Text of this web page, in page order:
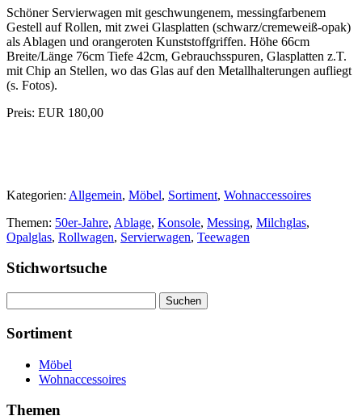
Schöner Servierwagen mit geschwungenem, messingfarbenem
Gestell auf Rollen, mit zwei Glasplatten (schwarz/cremeweiß-opak)
als Ablagen und orangeroten Kunststoffgriffen. Höhe 66cm
Breite/Länge 76cm Tiefe 42cm, Gebrauchsspuren, Glasplatten z.T.
mit Chip an Stellen, wo das Glas auf den Metallhalterungen aufliegt
(s. Fotos).
Preis: EUR 180,00
Kategorien: Allgemein, Möbel, Sortiment, Wohnaccessoires
Themen: 50er-Jahre, Ablage, Konsole, Messing, Milchglas,
Opalglas, Rollwagen, Servierwagen, Teewagen
Stichwortsuche
nach:
Sortiment
Möbel
Wohnaccessoires
Themen